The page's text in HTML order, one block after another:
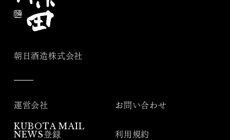
朝日酒造株式会社
運営会社 お問い合わせ
KUBOTA MAIL
NEWS登録
利用規約